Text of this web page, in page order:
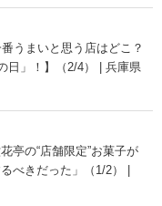
うまいと思う店はどこ？
日」！】（2/4） | 兵庫県
亭の“店舗限定”お菓子が
べきだった」（1/2） |